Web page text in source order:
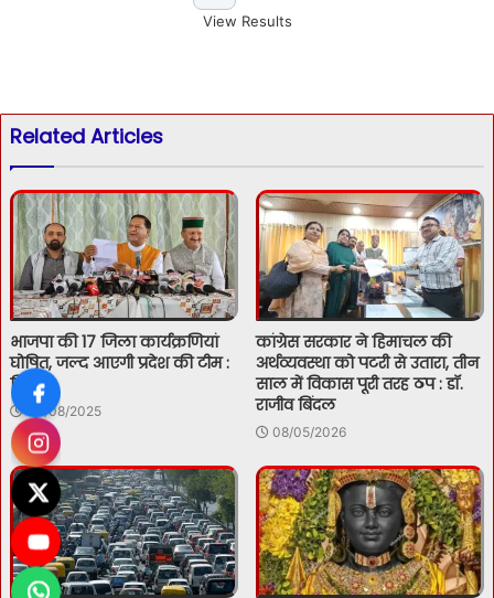
View Results
Related Articles
भाजपा की 17 जिला कार्यक्रणियां
घोषित, जल्द आएगी प्रदेश की टीम :
बिंदल
04/08/2025
कांग्रेस सरकार ने हिमाचल की
अर्थव्यवस्था को पटरी से उतारा, तीन
साल में विकास पूरी तरह ठप : डॉ.
राजीव बिंदल
08/05/2026